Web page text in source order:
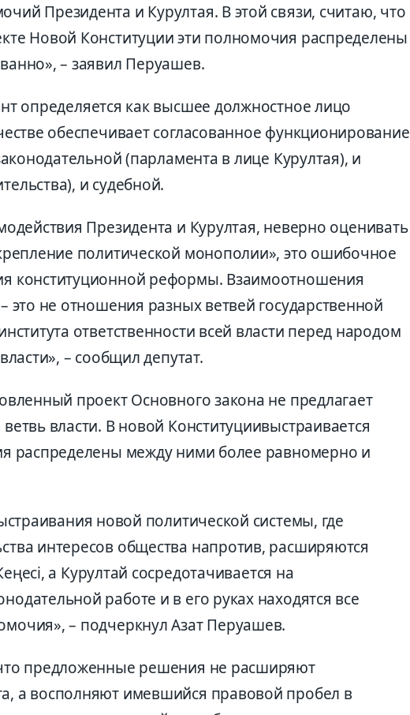
Президента и Курултая. В этой связи, считаю, что
Новой Конституции эти полномочия распределены
– заявил Перуашев.
определяется как высшее должностное лицо
обеспечивает согласованное функционирование
ательной (парламента в лице Курултая), и
и судебной.
Президента и Курултая, неверно оценивать
политической монополии», это ошибочное
конституционной реформы. Взаимоотношения
это не отношения разных ветвей государственной
ответственности всей власти перед народом
– сообщил депутат.
проект Основного закона не предлагает
власти. Вновой Конституциивыстраивается
распределены между ними более равномерно и
новой политической системы, где
интересов общества напротив, расширяются
еңесі, а Курултай сосредотачивается на
работе и в его руках находятся все
– подчеркнул Азат Перуашев.
предложенные решения не расширяют
а восполняют имевшийся правовой пробел в